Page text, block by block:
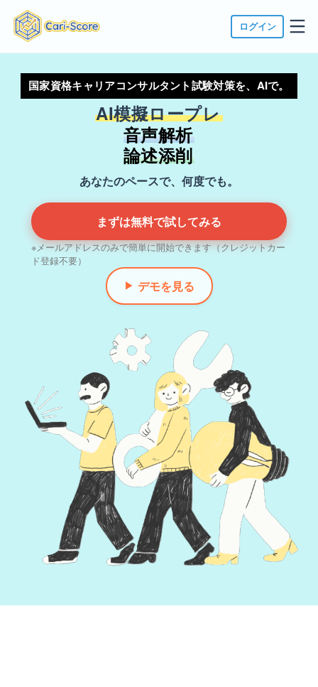
ログイン
国家資格キャリアコンサルタント試験対策を、AIで。
AI模擬ロープレ
音声解析
論述添削
あなたのペースで、何度でも。
まずは無料で試してみる
※メールアドレスのみで簡単に開始できます（クレジットカー
ド登録不要）
▶ デモを見る